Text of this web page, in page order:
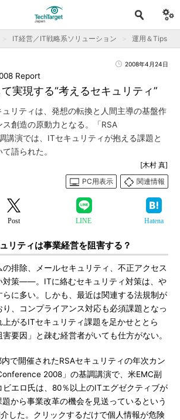
IT経営／IT戦略系ソリューション 運用＆Tips
2008年4月24日
実現する“考えるセキュリティ”
Report
リティは、発想の転換と人間主導の基盤作
ス創造の原動力となる。「RSA
講演では、ITセキュリティが抱える課題と
語られた。
[木村 真]
PC用表示
関連情報
Post LINE Hatena
リティは事業経営を阻害する？
排除、メールセキュリティ、不正アクセス
対策――。ITに絡むセキュリティ対策は、や
らに多い。しかも、最近は関連する法規制が
、コンプライアンス対応も必須課題となっ
がるITセキュリティ課題を足かせととら
要因」と疎む経営者がいても仕方がない。
で開催されたRSAセキュリティの年次カン
2008」の基調講演で、米EMC副
エロ氏は、80％以上のITエグゼクティブが
から事業改革の機会を見送っているという
した。クリックするだけで個人情報が危険